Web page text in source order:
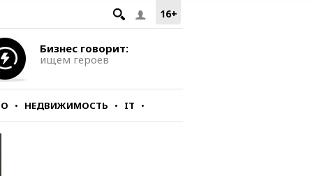
16+
Бизнес говорит:
ищем героев
НЕДВИЖИМОСТЬ IT